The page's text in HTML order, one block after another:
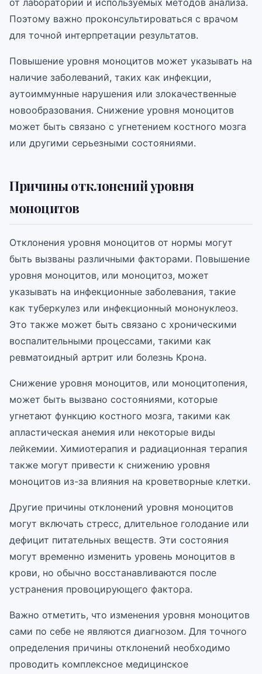
от лаборатории и используемых методов анализа.
Поэтому важно проконсультироваться с врачом
для точной интерпретации результатов.
Повышение уровня моноцитов может указывать на
наличие заболеваний, таких как инфекции,
аутоиммунные нарушения или злокачественные
новообразования. Снижение уровня моноцитов
может быть связано с угнетением костного мозга
или другими серьезными состояниями.
Причины отклонений уровня
моноцитов
Отклонения уровня моноцитов от нормы могут
быть вызваны различными факторами. Повышение
уровня моноцитов, или моноцитоз, может
указывать на инфекционные заболевания, такие
как туберкулез или инфекционный мононуклеоз.
Это также может быть связано с хроническими
воспалительными процессами, такими как
ревматоидный артрит или болезнь Крона.
Снижение уровня моноцитов, или моноцитопения,
может быть вызвано состояниями, которые
угнетают функцию костного мозга, такими как
апластическая анемия или некоторые виды
лейкемии. Химиотерапия и радиационная терапия
также могут привести к снижению уровня
моноцитов из-за влияния на кроветворные клетки.
Другие причины отклонений уровня моноцитов
могут включать стресс, длительное голодание или
дефицит питательных веществ. Эти состояния
могут временно изменить уровень моноцитов в
крови, но обычно восстанавливаются после
устранения провоцирующего фактора.
Важно отметить, что изменения уровня моноцитов
сами по себе не являются диагнозом. Для точного
определения причины отклонений необходимо
проводить комплексное медицинское